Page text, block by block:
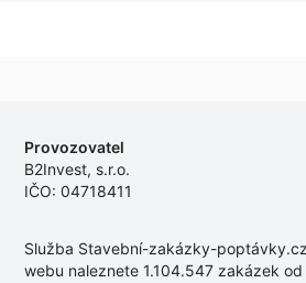
Provozovatel
B2Invest, s.r.o.
IČO: 04718411
Služba Stavební-zakázky-
webu naleznete 1.104.547 zakázek